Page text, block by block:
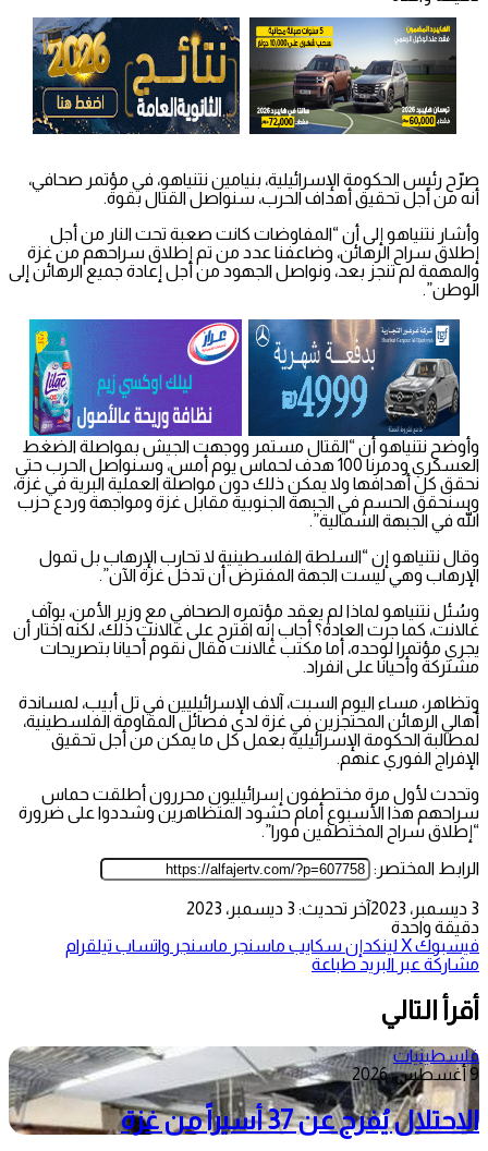
صرّح رئيس الحكومة الإسرائيلية، بنيامين نتنياهو، في مؤتمر صحافي،
أنه من أجل تحقيق أهداف الحرب، سنواصل القتال بقوة.
وأشار نتنياهو إلى أن “المفاوضات كانت صعبة تحت النار من أجل
إطلاق سراح الرهائن، وضاعفنا عدد من تم إطلاق سراحهم من غزة
والمهمة لم تنجز بعد، ونواصل الجهود من أجل إعادة جميع الرهائن إلى
الوطن”.
وأوضح نتنياهو أن “القتال مستمر ووجهت الجيش بمواصلة الضغط
العسكري ودمرنا 100 هدف لحماس يوم أمس، وسنواصل الحرب حتى
نحقق كل أهدافها ولا يمكن ذلك دون مواصلة العملية البرية في غزة،
وسنحقق الحسم في الجبهة الجنوبية مقابل غزة ومواجهة وردع حزب
الله في الجبهة الشمالية”.
وقال نتنياهو إن “السلطة الفلسطينية لا تحارب الإرهاب بل تمول
الإرهاب وهي ليست الجهة المفترض أن تدخل غزة الآن”.
وسُئل نتنياهو لماذا لم يعقد مؤتمره الصحافي مع وزير الأمن، يوآف
غالانت، كما جرت العادة؟ أجاب إنه اقترح على غالانت ذلك، لكنه اختار أن
يجري مؤتمرا لوحده، أما مكتب غالانت فقال نقوم أحيانا بتصريحات
مشتركة وأحيانا على انفراد.
وتظاهر، مساء اليوم السبت، آلاف الإسرائيليين في تل أبيب، لمساندة
أهالي الرهائن المحتجزين في غزة لدى فصائل المقاومة الفلسطينية،
لمطالبة الحكومة الإسرائيلية بعمل كل ما يمكن من أجل تحقيق
الإفراج الفوري عنهم.
وتحدث لأول مرة مختطفون إسرائيليون محررون أطلقت حماس
سراحهم هذا الأسبوع أمام حشود المتظاهرين وشددوا على ضرورة
“إطلاق سراح المختطفين فورا”.
الرابط المختصر:
3 ديسمبر، 2023
آخر تحديث: 3 ديسمبر، 2023
دقيقة واحدة
فيسبوك‫Xلينكدإن سكايب ماسنجر ماسنجر واتساب تيلقرام
مشاركة عبر البريد طباعة
أقرأ التالي
فلسطينيات
9 أغسطس، 2026
الاحتلال يُفرج عن 37 أسيراً من غزة